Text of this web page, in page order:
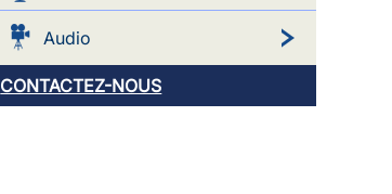
Audio
CONTACTEZ-NOUS